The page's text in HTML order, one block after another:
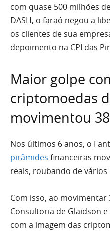
com quase 500 milhões
DASH, o faraó negou a
os clientes de sua
depoimento na CPI das
Maior golpe
criptomoedas
movimentou
Nos últimos 6 anos, o
pirâmides financeiras
reais, roubando de
Com isso, ao movimentar
Consultoria de Glaidson
com a imagem das